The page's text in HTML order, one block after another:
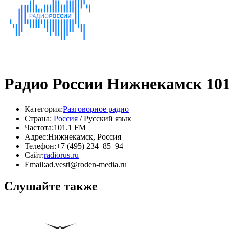
Радио России Нижнекамск
Категория:Разговорное радио
Страна: Россия / Русский язык
Частота:101.1 FM
Адрес:Нижнекамск, Россия
Телефон:+7 (495) 234‒85‒94
Сайт:radiorus.ru
Email:ad.vesti@roden-media.ru
Слушайте также